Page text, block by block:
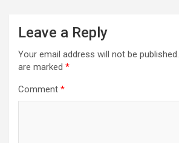
Leave a Reply
Your email address will not be published.
are marked *
Comment *